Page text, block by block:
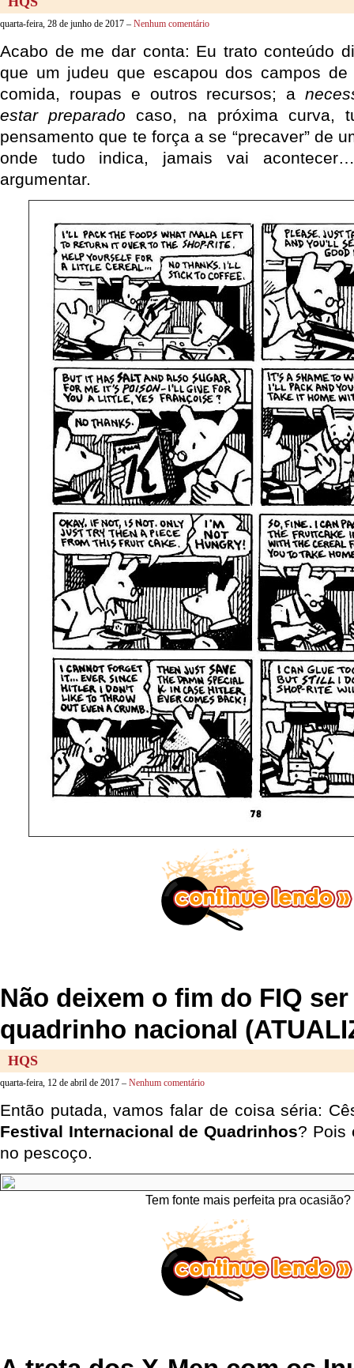
quarta-feira, 28 de junho de 2017 – Nenhum comentário
Acabo de me dar conta: Eu trato conteúdo
que um judeu que escapou dos campos de
comida, roupas e outros recursos; a
estar preparado caso, na próxima curva,
pensamento que te força a se “precaver” de
onde tudo indica, jamais vai
argumentar.
Não deixem o fim do FIQ
quadrinho nacional
HQS
quarta-feira, 12 de abril de 2017 – Nenhum comentário
Então putada, vamos falar de coisa séria:
Festival Internacional de Quadrinhos? Pois
no pescoço.
Tem fonte mais perfeita pra ocasião?